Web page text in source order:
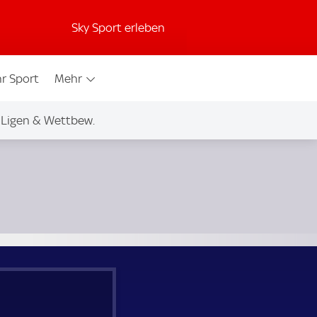
Sky Sport erleben
Sport Mehr
Ligen & Wettbew.